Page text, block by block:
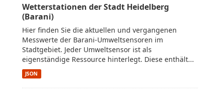
Wetterstationen der Stadt Heidelberg
(Barani)
Hier finden Sie die aktuellen und vergangenen
Messwerte der Barani-Umweltsensoren im
Stadtgebiet. Jeder Umweltsensor ist als
eigenständige Ressource hinterlegt. Diese enthält...
JSON